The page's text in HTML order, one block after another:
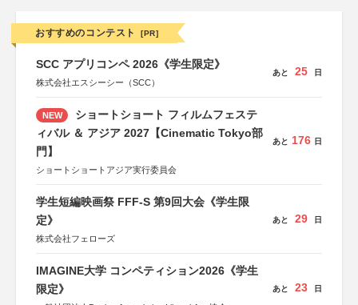
おすすめのコンテスト [PR]
SCC アプリコンペ 2026《学生限定》
株式会社エスシーシー（SCC）
あと 25 日
NEW
ショートショート フィルムフェステ
ィバル ＆ アジア 2027【Cinematic Tokyo部
門】
ショートショートアジア実行委員会
あと 176 日
学生短編映画祭 FFF-S 第9回大会《学生限
定》
株式会社フェローズ
あと 29 日
IMAGINE大学 コンペティション2026《学生
限定》
あと 23 日